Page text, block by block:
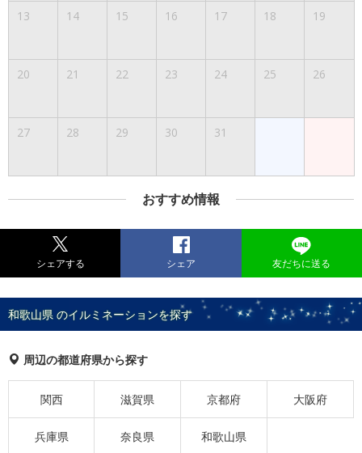
13 14 15 16 17 18 19
20 21 22 23 24 25 26
27 28 29 30 31
おすすめ情報
シェアする シェア 友だちに送る
和歌山県 のイルミネーションを探す
周辺の都道府県から探す
関西 滋賀県 京都府 大阪府
兵庫県 奈良県 和歌山県